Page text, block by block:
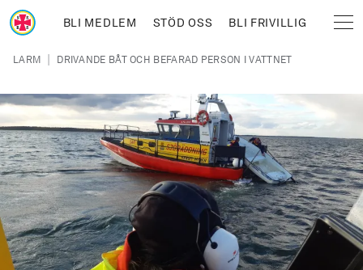
Hoppa till huvudinnehåll
BLI MEDLEM STÖD OSS BLI FRIVILLIG
Länkstig
LARM | DRIVANDE BÅT OCH BEFARAD PERSON I VATTNET